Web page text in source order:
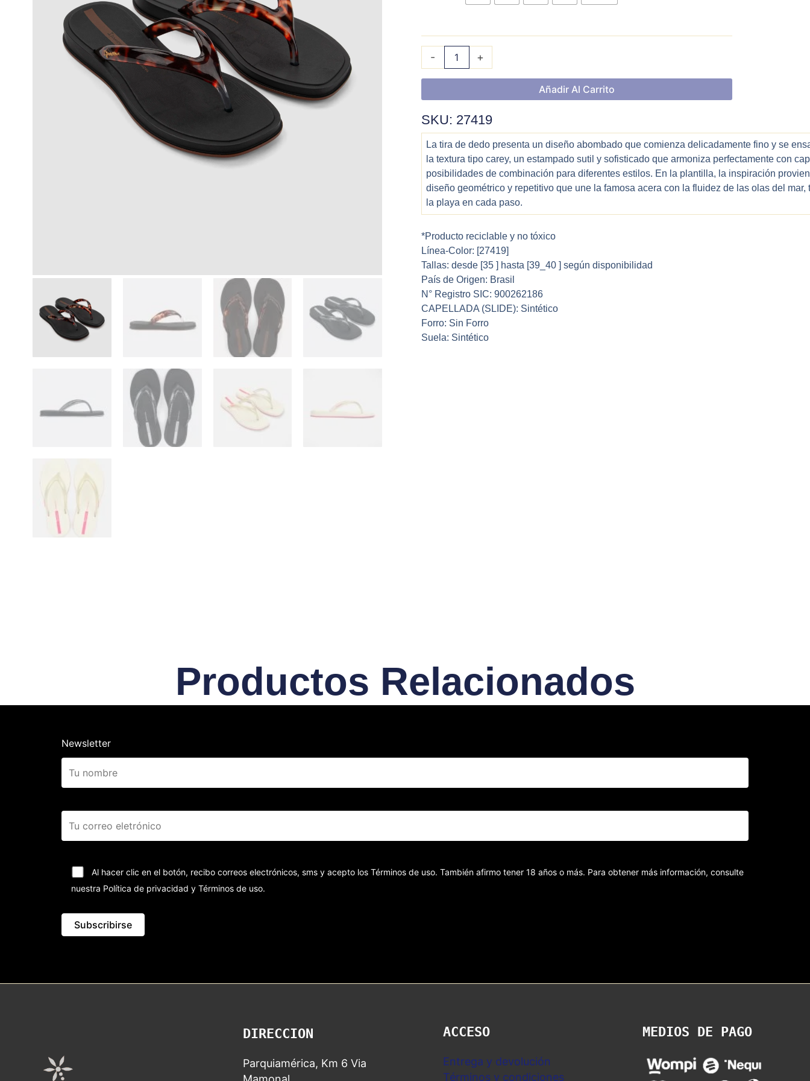
- +
Añadir Al Carrito
SKU: 27419
La tira de dedo presenta un diseño abombado que comienza delicadamente fino y se
la textura tipo carey, un estampado sutil y sofisticado que armoniza perfectamente con
posibilidades de combinación para diferentes estilos. En la plantilla, la inspiración
diseño geométrico y repetitivo que une la famosa acera con la fluidez de las olas del
la playa en cada paso.
*Producto reciclable y no tóxico
Línea-Color: [27419]
Tallas: desde [35 ] hasta [39_40 ] según disponibilidad
País de Origen: Brasil
N° Registro SIC: 900262186
CAPELLADA (SLIDE): Sintético
Forro: Sin Forro
Suela: Sintético
Productos Relacionados
Newsletter
Al hacer clic en el botón, recibo correos electrónicos, sms y acepto los Términos de uso. También afirmo tener 18 años o más. Para obtener más información, consulte
nuestra Política de privacidad y Términos de uso.
DIRECCION
Parquiamérica, Km 6 Via
ACCESO
Entrega y devolución
Términos y condiciones
MEDIOS DE PAGO